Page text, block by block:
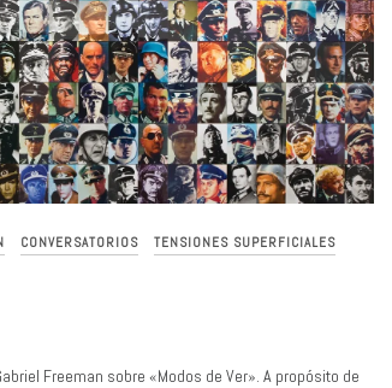
CONVERSATORIOS TENSIONES SUPERFICIALES
Freeman sobre «Modos de Ver». A propósito de